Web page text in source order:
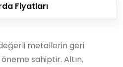
Fiyatları
metallerin geri
sahiptir. Altın,